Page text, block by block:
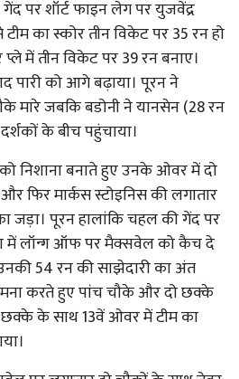
पर शॉर्ट फाइन लेग पर युजवेंद्र
का स्कोर तीन विकेट पर 35 रन हो
में तीन विकेट पर 39 रन बनाए।
पारी को आगे बढ़ाया। पूरन ने
मारे जबकि बडोनी ने यानसेन (28 रन
के बीच पहुंचाया।
निशाना बनाते हुए उनके ओवर में दो
फिर मार्कस स्टोइनिस की लगातार
जड़ा। पूरन हालांकि चहल की गेंद पर
में लॉन्ग ऑफ पर मैक्सवेल को कैच दे
54 रन की साझेदारी का अंत
करते हुए पांच चौके और दो छक्के
छक्के के साथ 13वें ओवर में टीम का